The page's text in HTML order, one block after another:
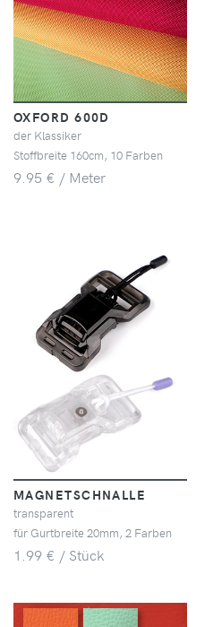
OXFORD 600D
der Klassiker
Stoffbreite 160cm, 10 Farben
9.95 € / Meter
MAGNETSCHNALLE
transparent
für Gurtbreite 20mm, 2 Farben
1.99 € / Stück